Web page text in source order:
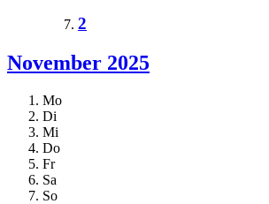
2
November 2025
Mo
Di
Mi
Do
Fr
Sa
So